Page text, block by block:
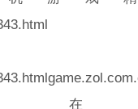
在